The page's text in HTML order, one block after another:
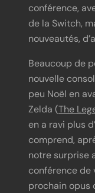
conférence,
de la Switch,
nouveautés,
Beaucoup de
nouvelle
peu Noël en
Zelda (The
en a ravi plus
comprend,
notre surprise
conférence de
prochain opus